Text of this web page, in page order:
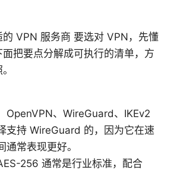
的 VPN 服务商 要选对 VPN，先懂
把要点分解成可执行的清单，方
OpenVPN、WireGuard、IKEv2
支持 WireGuard 的，因为它在速
通常表现更好。
256 通常是行业标准，配合